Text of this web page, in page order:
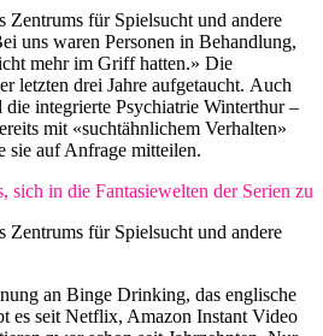
Zentrums für Spielsucht und andere
uns waren Personen in Behandlung,
mehr im Griff hatten.» Die
letzten drei Jahre aufgetaucht. Auch
die integrierte Psychiatrie Winterthur –
mit «suchtähnlichem Verhalten»
sie auf Anfrage mitteilen.
sich in die Fantasiewelten der Serien zu
Zentrums für Spielsucht und andere
an Binge Drinking, das englische
es seit Netflix, Amazon Instant Video